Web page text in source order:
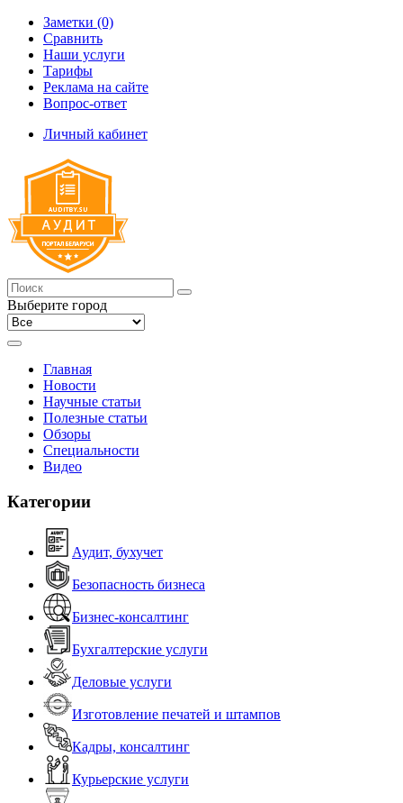
Заметки (0)
Сравнить
Наши услуги
Тарифы
Реклама на сайте
Вопрос-ответ
Личный кабинет
Выберите город
Главная
Новости
Научные статьи
Полезные статьи
Обзоры
Специальности
Видео
Категории
Аудит, бухучет
Безопасность бизнеса
Бизнес-консалтинг
Бухгалтерские услуги
Деловые услуги
Изготовление печатей и штампов
Кадры, консалтинг
Курьерские услуги